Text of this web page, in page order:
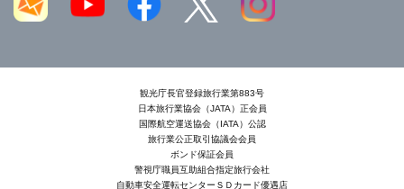
観光庁長官登録旅行業第883号
日本旅行業協会（JATA）正会員
国際航空運送協会（IATA）公認
旅行業公正取引協議会会員
ボンド保証会員
警視庁職員互助組合指定旅行会社
自動車安全運転センターＳＤカード優遇店